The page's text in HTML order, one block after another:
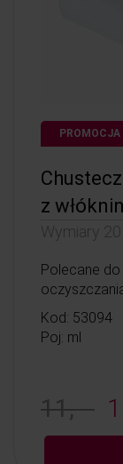
PROMOCJA
z
Wymiary
Polecane
Kod: 53094
Poj: ml
11, -